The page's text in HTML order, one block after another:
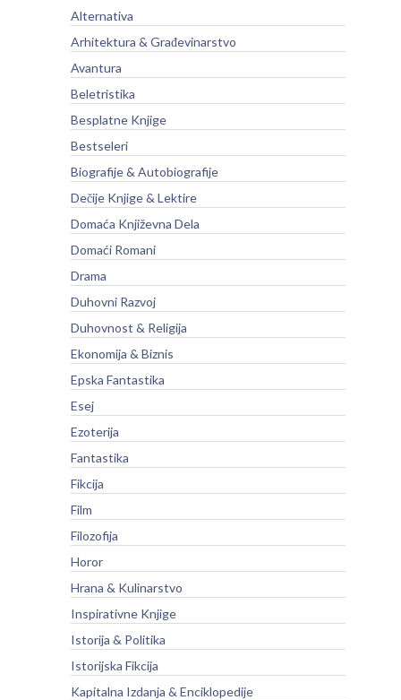
Alternativa
Arhitektura & Građevinarstvo
Avantura
Beletristika
Besplatne Knjige
Bestseleri
Biografije & Autobiografije
Dečije Knjige & Lektire
Domaća Književna Dela
Domaći Romani
Drama
Duhovni Razvoj
Duhovnost & Religija
Ekonomija & Biznis
Epska Fantastika
Esej
Ezoterija
Fantastika
Fikcija
Film
Filozofija
Horor
Hrana & Kulinarstvo
Inspirativne Knjige
Istorija & Politika
Istorijska Fikcija
Kapitalna Izdanja & Enciklopedije